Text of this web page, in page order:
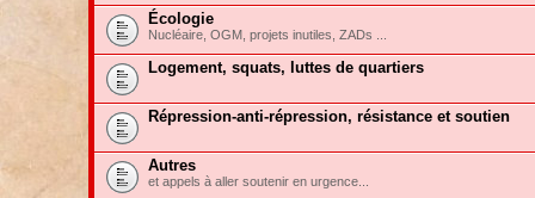
Écologie
Nucléaire, OGM, projets inutiles, ZADs ...
Logement, squats, luttes de quartiers
Répression-anti-répression, résistance et soutien
Autres
et appels à aller soutenir en urgence...